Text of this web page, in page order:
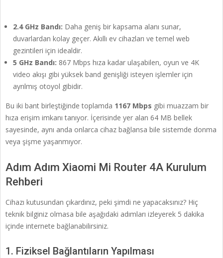
2.4 GHz Bandı: Daha geniş bir kapsama alanı sunar,
duvarlardan kolay geçer. Akıllı ev cihazları ve temel web
gezintileri için idealdir.
5 GHz Bandı: 867 Mbps hıza kadar ulaşabilen, oyun ve 4K
video akışı gibi yüksek band genişliği isteyen işlemler için
ayrılmış otoyol gibidir.
Bu iki bant birleştiğinde toplamda 1167 Mbps gibi muazzam bir
hıza erişim imkanı tanıyor. İçerisinde yer alan 64 MB bellek
sayesinde, aynı anda onlarca cihaz bağlansa bile sistemde donma
veya şişme yaşanmıyor.
Adım Adım Xiaomi Mi Router 4A Kurulum
Rehberi
Cihazı kutusundan çıkardınız, peki şimdi ne yapacaksınız? Hiç
teknik bilginiz olmasa bile aşağıdaki adımları izleyerek 5 dakika
içinde internete bağlanabilirsiniz.
1. Fiziksel Bağlantıların Yapılması